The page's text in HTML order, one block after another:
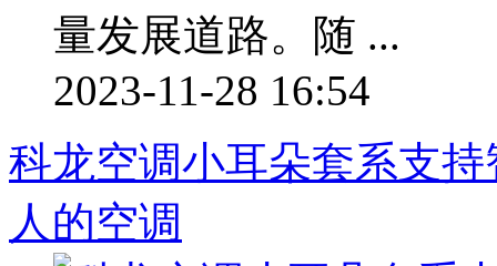
量发展道路。随 ...
2023-11-28 16:54
科龙空调小耳朵套系支
人的空调